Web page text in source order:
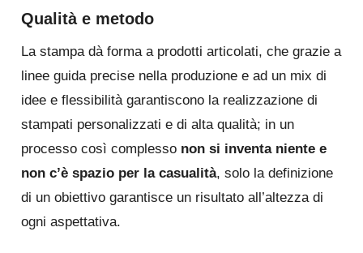
Qualità e metodo
La stampa dà forma a prodotti articolati, che grazie a
linee guida precise nella produzione e ad un mix di
idee e flessibilità garantiscono la realizzazione di
stampati personalizzati e di alta qualità; in un
processo così complesso non si inventa niente e
non c’è spazio per la casualità, solo la definizione
di un obiettivo garantisce un risultato all’altezza di
ogni aspettativa.